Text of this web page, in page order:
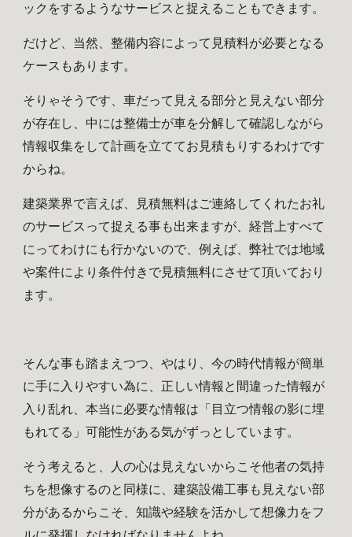
ックをするようなサービスと捉えることもできます。
だけど、当然、整備内容によって見積料が必要となる
ケース もあります。
そりゃそうです、車だって見える部分と見えない部分
が存在し、中には整備士が車を分解して確認しながら
情報収集をして計画を立ててお見積もりするわけです
からね。
建築業界で言えば、見積無料はご連絡してくれたお礼
のサービスって捉える事も出来ますが、経営上すべて
にってわけにも行かないので、例えば、弊社では地域
や案件により条件付きで見積無料にさせて頂いており
ます。
そんな事も踏まえつつ、やはり、今の時代情報が簡単
に手に入りやすい為に、正しい情報と間違った情報が
入り乱れ、本当に必要な情報は「目立つ情報の影に埋
もれてる」可能性がある気がずっとしています。
そう考えると、人の心は見えないからこそ他者の気持
ちを想像するのと同様に、建築設備工事も見えない部
分があるからこそ、知識や経験を活かして想像力をフ